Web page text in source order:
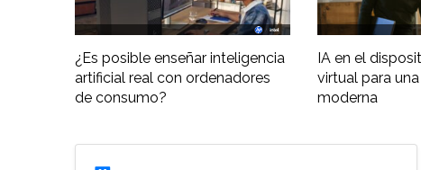
¿Es posible enseñar inteligencia
artificial real con ordenadores
de consumo?
IA en el
virtual para
moderna